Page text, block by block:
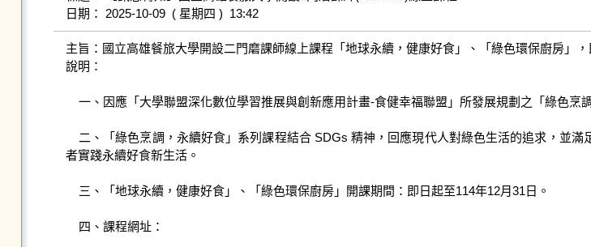
日期： 2025-10-09  ( 星期四 )  13:42
主旨：​國立高雄餐旅大學開設二門磨課師線上課程「地球永續，健康好食」、「綠色環保廚房」
說明：​
者實踐永續好食新生活。